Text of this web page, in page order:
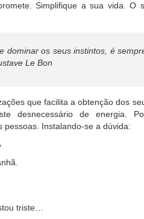
Simplifique a sua vida. O
dominar os seus instintos, é
Le Bon
que facilita a obtenção dos
desnecessário de energia.
Instalando-se a dúvida:
triste…